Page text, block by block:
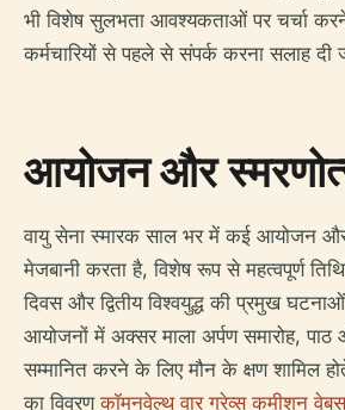
भी विशेष सुलभता आवश्यकताओं पर चर्चा
कर्मचारियों से पहले से संपर्क करना सलाह दी
आयोजन और
वायु सेना स्मारक साल भर में कई आयोजन
मेजबानी करता है, विशेष रूप से महत्वपूर्ण
दिवस और द्वितीय विश्वयुद्ध की प्रमुख
आयोजनों में अक्सर माला अर्पण समारोह, पाठ
सम्मानित करने के लिए मौन के क्षण शामिल
का विवरणकॉमनवेल्थ वार ग्रेव्स कमीशन